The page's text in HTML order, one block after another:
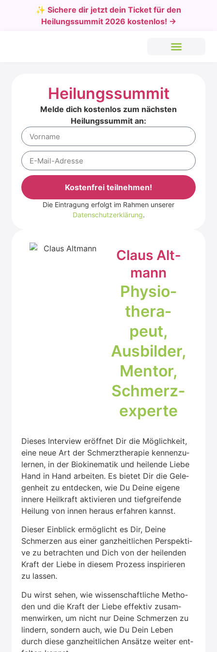
✨ Sichere dir jetzt dein Ticket für den
Heilungssummit 2026 kostenlos! →
Claus Alt­
mann
Phy­sio­
the­ra­
peut,
Aus­bil­der,
Men­tor,
Schmerz­
ex­per­te
Die­ses Inter­view eröff­net Dir die Mög­lich­keit,
eine neue Art der Schmerz­the­ra­pie ken­nen­zu­
ler­nen, in der Bio­ki­ne­ma­tik und hei­len­de Lie­be
Hand in Hand arbei­ten. Es bie­tet Dir die Gele­
gen­heit zu ent­de­cken, wie Du Dei­ne eige­ne
inne­re Heil­kraft akti­vie­ren und tief­grei­fen­de
Hei­lung von innen her­aus erfah­ren kannst.
Die­ser Ein­blick ermög­licht es Dir, Dei­ne
Schmer­zen aus einer ganz­heit­li­chen Per­spek­ti­
ve zu betrach­ten und Dich von der hei­len­den
Kraft der Lie­be in die­sem Pro­zess inspi­rie­ren
zu las­sen.
Du wirst sehen, wie wis­sen­schaft­li­che Metho­
den und die Kraft der Lie­be effek­tiv zusam­
men­wir­ken, um nicht nur Dei­ne Schmer­zen zu
lin­dern, son­dern auch, wie Du Dein Leben
durch die­se ganz­heit­li­chen Ansät­ze wei­ter ent­
Heilungssummit
Melde dich kostenlos zum nächsten
Heilungssummit an:
Kostenfrei teilnehmen!
Alternative:
Die Eintragung erfolgt im Rahmen unserer
Datenschutzerklärung.